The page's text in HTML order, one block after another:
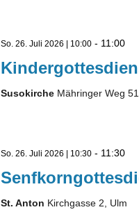
So. 26. Juli 2026 | 10:00 - 11:00
Susokirche Mähringer Weg
So. 26. Juli 2026 | 10:30 - 11:30
St. Anton Kirchgasse 2, Ulm